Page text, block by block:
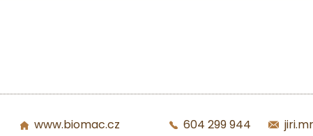
www.biomac.cz 604 299 944